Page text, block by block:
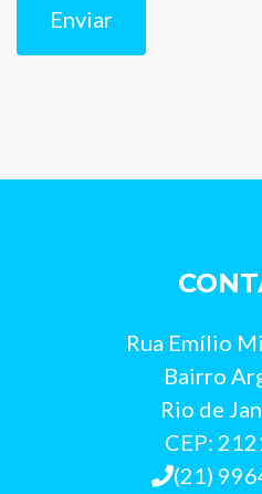
Rua Emílio
Bairro
Rio de
CEP:
(21)